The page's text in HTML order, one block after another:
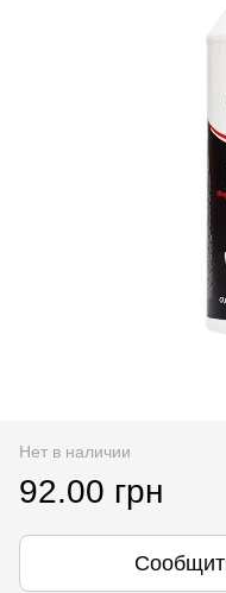
Нет в наличии
92.00 грн